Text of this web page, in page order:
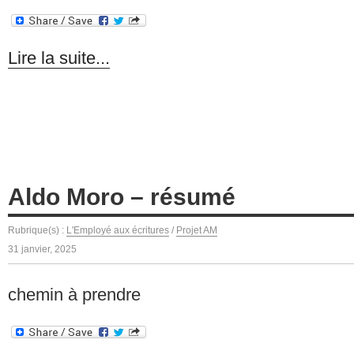
Lire la suite...
Aldo Moro – résumé
Rubrique(s) : L'Employé aux écritures / Projet AM
31 janvier, 2025
chemin à prendre